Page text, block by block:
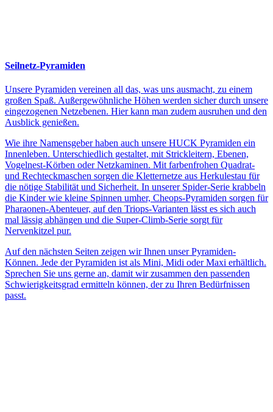
Seilnetz-Pyramiden
Unsere Pyramiden vereinen all das, was uns ausmacht, zu einem
großen Spaß. Außergewöhnliche Höhen werden sicher durch unsere
eingezogenen Netzebenen. Hier kann man zudem ausruhen und den
Ausblick genießen.
Wie ihre Namensgeber haben auch unsere HUCK Pyramiden ein
Innenleben. Unterschiedlich gestaltet, mit Strickleitern, Ebenen,
Vogelnest-Körben oder Netzkaminen. Mit farbenfrohen Quadrat-
und Rechteckmaschen sorgen die Kletternetze aus Herkulestau für
die nötige Stabilität und Sicherheit. In unserer Spider-Serie krabbeln
die Kinder wie kleine Spinnen umher, Cheops-Pyramiden sorgen für
Pharaonen-Abenteuer, auf den Triops-Varianten lässt es sich auch
mal lässig abhängen und die Super-Climb-Serie sorgt für
Nervenkitzel pur.
Auf den nächsten Seiten zeigen wir Ihnen unser Pyramiden-
Können. Jede der Pyramiden ist als Mini, Midi oder Maxi erhältlich.
Sprechen Sie uns gerne an, damit wir zusammen den passenden
Schwierigkeitsgrad ermitteln können, der zu Ihren Bedürfnissen
passt.